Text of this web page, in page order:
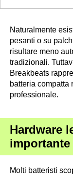
Naturalmente
pesanti o su
risultare meno
tradizionali.
Breakbeats
batteria
professionale.
Hardware
Molti batteristi